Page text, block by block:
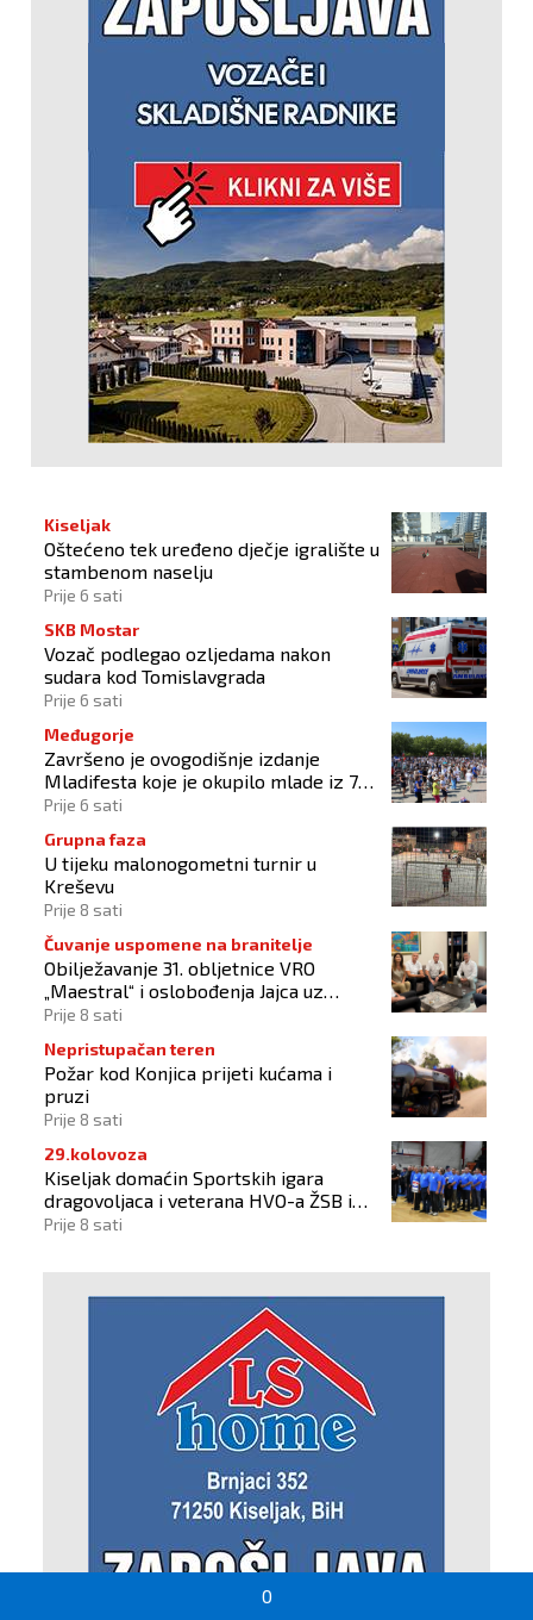
0
Kiseljak
Oštećeno tek uređeno dječje igralište u
stambenom naselju
Prije 6 sati
SKB Mostar
Vozač podlegao ozljedama nakon
sudara kod Tomislavgrada
Prije 6 sati
Međugorje
Završeno je ovogodišnje izdanje
Mladifesta koje je okupilo mlade iz 73
zemlje svijeta
Prije 6 sati
Grupna faza
U tijeku malonogometni turnir u
Kreševu
Prije 8 sati
Čuvanje uspomene na branitelje
Obilježavanje 31. obljetnice VRO
„Maestral“ i oslobođenja Jajca uz
pokroviteljstvo HNS-a BiH
Prije 8 sati
Nepristupačan teren
Požar kod Konjica prijeti kućama i
pruzi
Prije 8 sati
29.kolovoza
Kiseljak domaćin Sportskih igara
dragovoljaca i veterana HVO-a ŽSB i
Dana branitelja
Prije 8 sati